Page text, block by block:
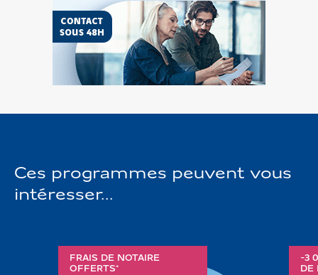
Ces programmes peuvent vous
intéresser...
FRAIS DE NOTAIRE
OFFERTS*
-3
DE